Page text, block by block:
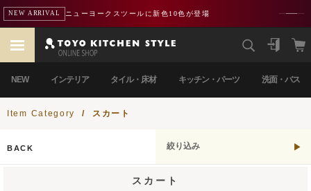
NEW ARRIVAL ニューヨークスツールに新色10色が登場
NEW インテリア タイル・床材 キッチン・パーツ 洗面・バス
Item Category / スカート
BACK 絞り込み
スカート